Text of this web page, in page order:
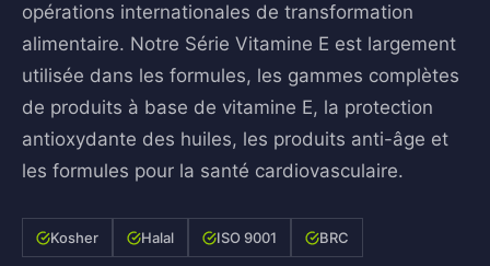
opérations internationales de transformation
alimentaire. Notre Série Vitamine E est largement
utilisée dans les formules, les gammes complètes
de produits à base de vitamine E, la protection
antioxydante des huiles, les produits anti-âge et
les formules pour la santé cardiovasculaire.
Kosher Halal ISO 9001 BRC